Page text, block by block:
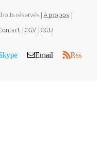
réservés | A propos |
| CGV| CGU
Email Rss